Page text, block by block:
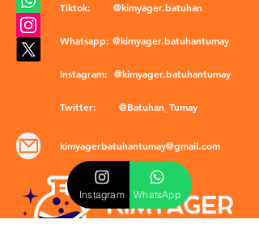
Tiktok: @kimyager.batuhan
Whatsapp: @kimyager.batuhantumay
Instagram: @kimyager.batuhantumay
Twitter: @Batuhan_Tumay
kimyagerbatuhantumay@gmail.com
Instagram WhatsApp